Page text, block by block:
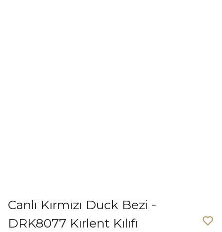
Canlı Kırmızı Duck Bezi -
DRK8077 Kırlent Kılıfı